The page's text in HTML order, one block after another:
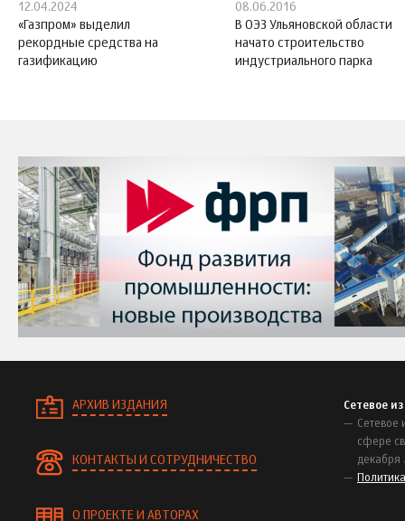
12.04.2024
«Газпром» выделил
рекордные средства на
газификацию
08.06.2016
В ОЭЗ Ульяновской области
начато строительство
индустриального парка
АРХИВ ИЗДАНИЯ
КОНТАКТЫ И СОТРУДНИЧЕСТВО
О ПРОЕКТЕ И АВТОРАХ
Сетевое
Сетевое
сфере
декабря